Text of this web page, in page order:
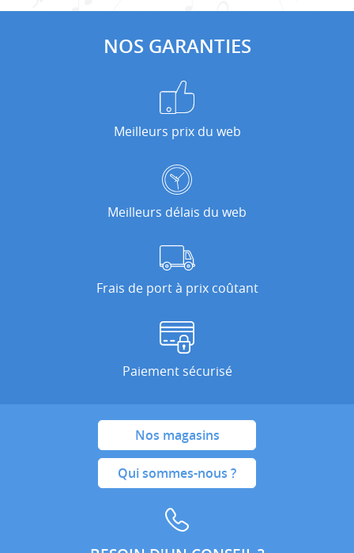
NOS GARANTIES
Meilleurs prix du web
Meilleurs délais du web
Frais de port à prix coûtant
Paiement sécurisé
Nos magasins
Qui sommes-nous ?